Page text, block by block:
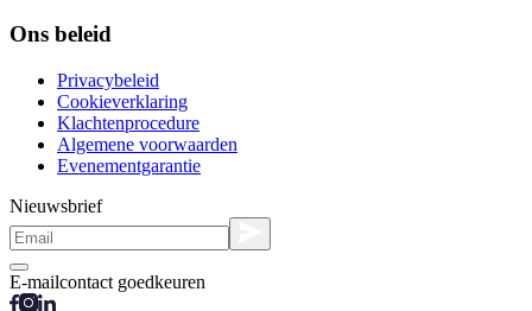
Ons beleid
Privacybeleid
Cookieverklaring
Klachtenprocedure
Algemene voorwaarden
Evenementgarantie
Nieuwsbrief
E-mailcontact goedkeuren